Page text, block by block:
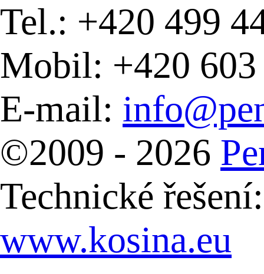
Tel.: +420 499
Mobil: +420 603
E-mail:
©2009 - 2026
Technické
www.kosina.eu